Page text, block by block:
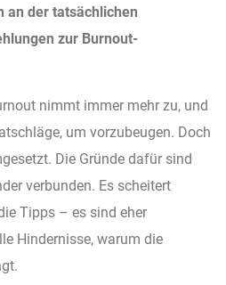
an der tatsächlichen
zur Burnout-
nimmt immer mehr zu, und
um vorzubeugen. Doch
Die Gründe dafür sind
verbunden. Es scheitert
Tipps – es sind eher
Hindernisse, warum die